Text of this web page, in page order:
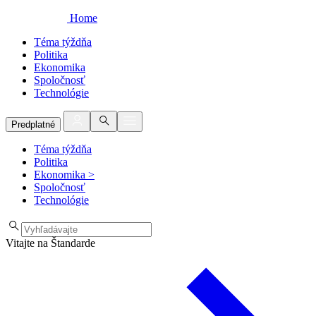
Home
Téma týždňa
Politika
Ekonomika
Spoločnosť
Technológie
Predplatné
Téma týždňa
Politika
Ekonomika >
Spoločnosť
Technológie
Vitajte na Štandarde